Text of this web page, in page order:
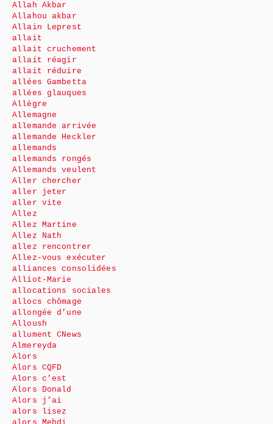
Allah Akbar
Allahou akbar
Allain Leprest
allait
allait cruchement
allait réagir
allait réduire
allées Gambetta
allées glauques
Allègre
Allemagne
allemande arrivée
allemande Heckler
allemands
allemands rongés
Allemands veulent
Aller chercher
aller jeter
aller vite
Allez
Allez Martine
Allez Nath
allez rencontrer
Allez-vous exécuter
alliances consolidées
Alliot-Marie
allocations sociales
allocs chômage
allongée d’une
Alloush
allument CNews
Almereyda
Alors
Alors CQFD
Alors c’est
Alors Donald
Alors j’ai
alors lisez